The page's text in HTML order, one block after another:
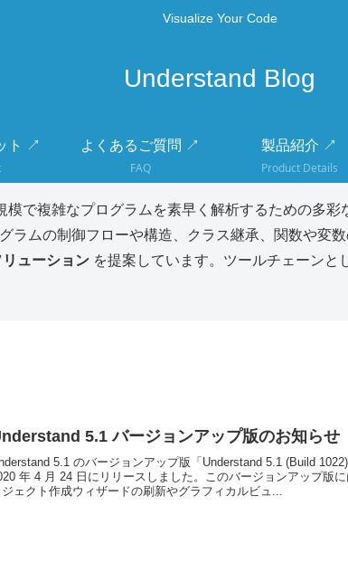
Visualize Your Code
Understand Blog
ト ↗
よくあるご質問 ↗
FAQ
製品紹介 ↗
Product Details
模で複雑なプログラムを素早く解析するための多
ラムの制御フローや構造、クラス継承、関数や変
ューション を提案しています。ツールチェーンと
5.1 バージョンアップ版のお知らせ
5.1 のバージョンアップ版「Understand 5.1 (Build
年 4 月 24 日にリリースしました。このバージョンアップ版
ジェクト作成ウィザードの刷新やグラフィカルビュ...